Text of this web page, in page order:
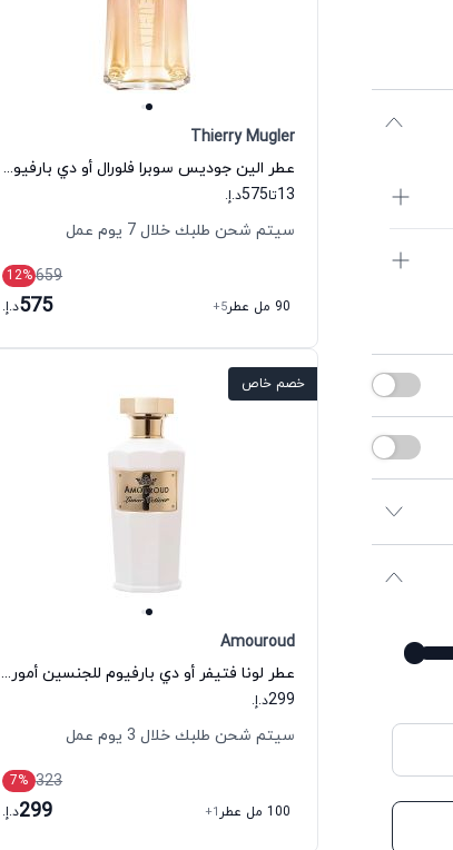
Thierry Mugler
عطر الين جوديس سوبرا فلورال أو دي بارفيوم للنساء تيري موغلر
13تا575د.إ.
سيتم شحن طلبك خلال 7 يوم عمل
659
12%
90 مل عطر
+5
575د.إ.
خصم خاص
Amouroud
عطر لونا فتيفر أو دي بارفيوم للجنسين أمورود
299د.إ.
سيتم شحن طلبك خلال 3 يوم عمل
323
7%
100 مل عطر
+1
299د.إ.